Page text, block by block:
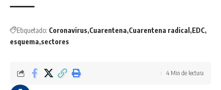
Etiquetado: Coronavirus Cuarentena Cuarentena radical EDC
esquema sectores
4 Min de lectura